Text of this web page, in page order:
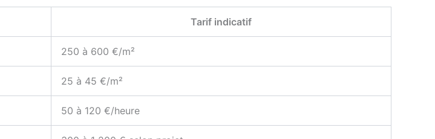
Tarif indicatif
250 à 600 €/m²
25 à 45 €/m²
50 à 120 €/heure